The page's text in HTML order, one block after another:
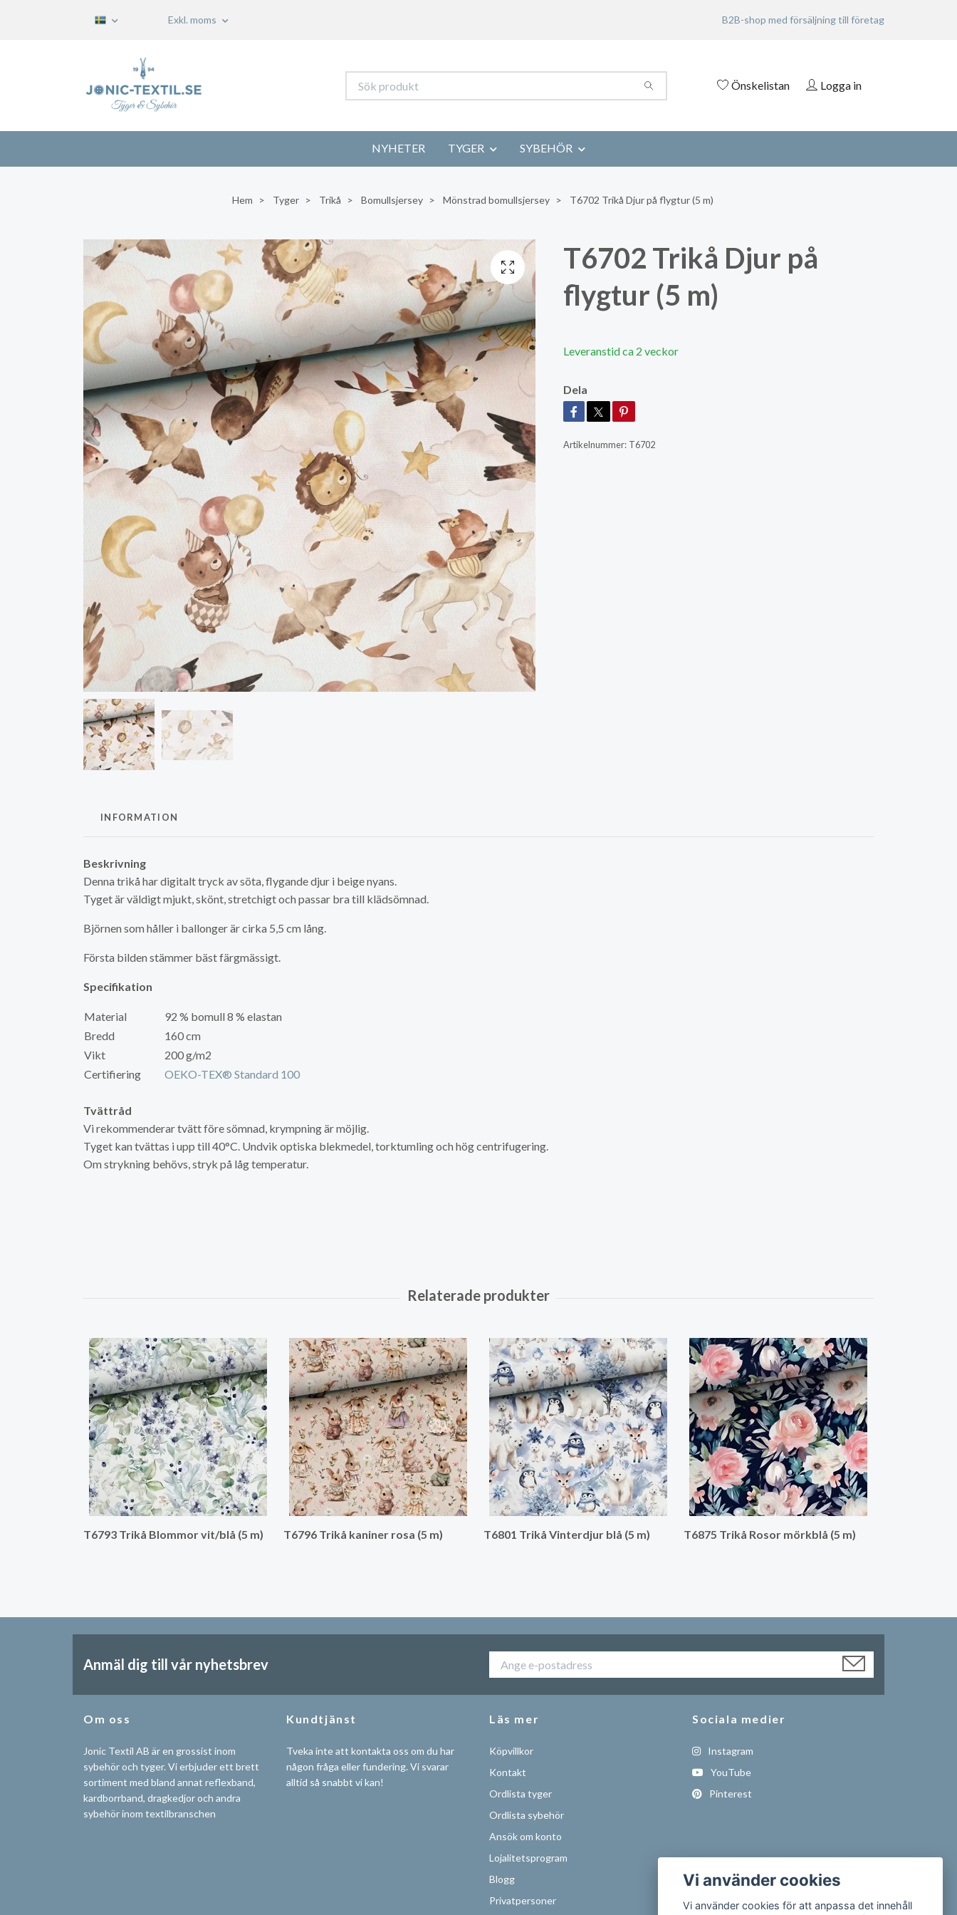
Exkl. moms B2B-shop med försäljning till företag
Önskelistan Logga in
NYHETER TYGER SYBEHÖR
Hem Tyger Trikå Bomullsjersey Mönstrad bomullsjersey T6702 Trikå Djur på flygtur (5 m)
T6702 Trikå Djur på
flygtur (5 m)
Leveranstid ca 2 veckor
Dela
Artikelnummer: T6702
INFORMATION
Beskrivning
Denna trikå har digitalt tryck av söta, flygande djur i beige nyans.
Tyget är väldigt mjukt, skönt, stretchigt och passar bra till klädsömnad.
Björnen som håller i ballonger är cirka 5,5 cm lång.
Första bilden stämmer bäst färgmässigt.
Specifikation
Material
92 % bomull 8 % elastan
Bredd
160 cm
Vikt
200 g/m2
Certifiering
OEKO-TEX® Standard 100
Tvättråd
Vi rekommenderar tvätt före sömnad, krympning är möjlig.
Tyget kan tvättas i upp till 40°C. Undvik optiska blekmedel, torktumling och hög centrifugering.
Om strykning behövs, stryk på låg temperatur.
T6793 Trikå Blommor vit/blå (5 m) T6796 Trikå kaniner rosa (5 m) T6801 Trikå Vinterdjur blå (5 m) T6875 Trikå Rosor mörkblå (5 m)
Anmäl dig till vår nyhetsbrev
Om oss
Jonic Textil AB är en grossist inom
sybehör och tyger. Vi erbjuder ett brett
sortiment med bland annat reflexband,
kardborrband, dragkedjor och andra
sybehör inom textilbranschen
Kundtjänst
Tveka inte att kontakta oss om du har
någon fråga eller fundering. Vi svarar
alltid så snabbt vi kan!
Läs mer
Köpvillkor
Kontakt
Ordlista tyger
Ordlista sybehör
Ansök om konto
Lojalitetsprogram
Blogg
Privatpersoner
Sociala medier
Instagram
YouTube
Pinterest
Vi använder cookies
Vi använder cookies för att anpassa det innehåll